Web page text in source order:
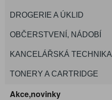
DROGERIE A ÚKLID
OBČERSTVENÍ, NÁDOBÍ
KANCELÁŘSKÁ TECHNIKA
TONERY A CARTRIDGE
Akce,novinky